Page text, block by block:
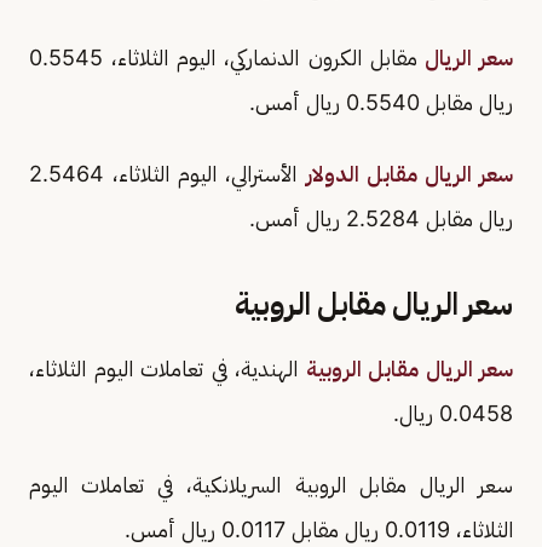
سعر الريال
مقابل الكرون الدنماركي، اليوم الثلاثاء، 0.5545
ريال مقابل 0.5540 ريال أمس.
سعر الريال مقابل الدولار
الأسترالي، اليوم الثلاثاء، 2.5464
ريال مقابل 2.5284 ريال أمس.
سعر الريال مقابل الروبية
سعر الريال مقابل الروبية الهندية، في تعاملات اليوم الثلاثاء،
0.0458 ريال.
سعر الريال مقابل الروبية السريلانكية، في تعاملات اليوم
الثلاثاء، 0.0119 ريال مقابل 0.0117 ريال أمس.